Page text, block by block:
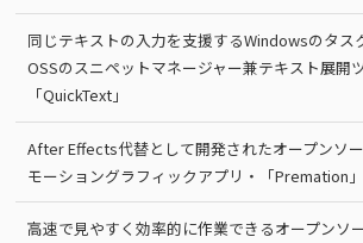
同じテキストの入力を支援するWindowsのタス
OSSのスニペットマネージャー兼テキスト展開
「QuickText」
After Effects代替として開発されたオープンソ
モーショングラフィックアプリ・「Premation」
高速で見やすく効率的に作業できるオープンソ